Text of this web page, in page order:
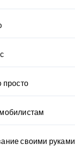
просто
своими руками